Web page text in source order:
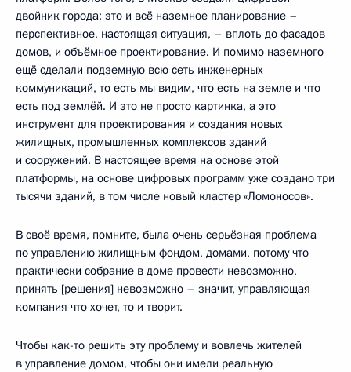
двойник города: это и всё наземное планирование –
перспективное, настоящая ситуация, – вплоть до фасадов
домов, и объёмное проектирование. И помимо наземного
ещё сделали подземную всю сеть инженерных
коммуникаций, то есть мы видим, что есть на земле и что
есть под землёй. И это не просто картинка, а это
инструмент для проектирования и создания новых
жилищных, промышленных комплексов зданий
и сооружений. В настоящее время на основе этой
платформы, на основе цифровых программ уже создано три
тысячи зданий, в том числе новый кластер «Ломоносов».
В своё время, помните, была очень серьёзная проблема
по управлению жилищным фондом, домами, потому что
практически собрание в доме провести невозможно,
принять [решения] невозможно – значит, управляющая
компания что хочет, то и творит.
Чтобы как-то решить эту проблему и вовлечь жителей
в управление домом, чтобы они имели реальную